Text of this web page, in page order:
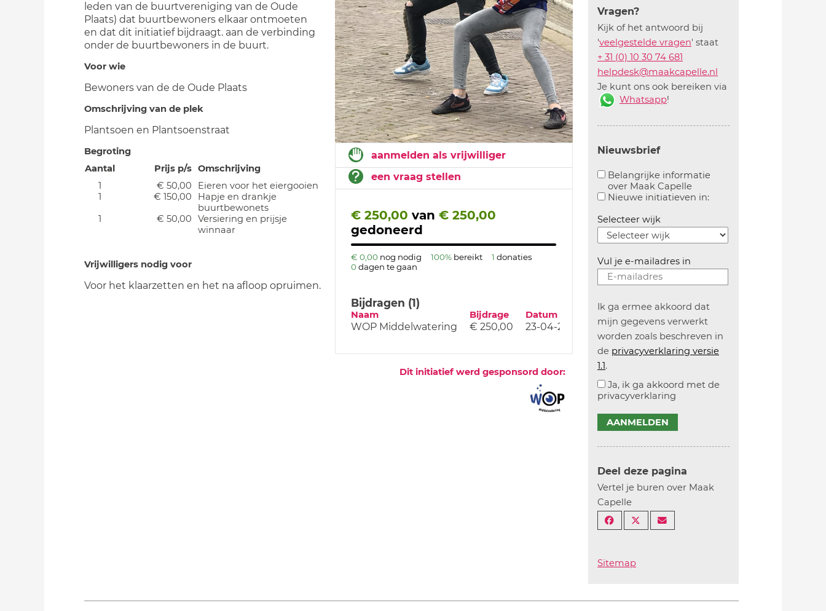
aanmelden als vrijwilliger
een vraag stellen
€ 250,00 van € 250,00
gedoneerd
€ 0,00 nog nodig 100% bereikt 1 donaties
0 dagen te gaan
Bijdragen (1)
Naam Bijdrage Datum
WOP Middelwatering € 250,00 23-04-25
Dit initiatief werd gesponsord door:
leden van de buurtvereniging van de Oude
Plaats) dat buurtbewoners elkaar ontmoeten
en dat dit initiatief bijdraagt. aan de verbinding
onder de buurtbewoners in de buurt.
Voor wie
Bewoners van de de Oude Plaats
Omschrijving van de plek
Plantsoen en Plantsoenstraat
Begroting
Aantal
Prijs p/s Omschrijving
1
€ 50,00
Eieren voor het eiergooien
1
€ 150,00
Hapje en drankje
buurtbewonets
1
€ 50,00
Versiering en prijsje
winnaar
Vrijwilligers nodig voor
Voor het klaarzetten en het na afloop opruimen.
Vragen?
Kijk of het antwoord bij
'veelgestelde vragen' staat
+ 31 (0) 10 30 74 681
helpdesk@maakcapelle.nl
Je kunt ons ook bereiken via
Whatsapp!
Nieuwsbrief
Belangrijke informatie
over Maak Capelle
Aanvinken om belangrijke informatie over
Nieuwe initiatieven in:Aanvinken om
Selecteer wijk
Vul je e-mailadres in
Ik ga ermee akkoord dat
mijn gegevens verwerkt
worden zoals beschreven in
de privacyverklaring versie
1.1.
Ja, ik ga akkoord met de
privacyverklaring
AANMELDEN
Deel deze pagina
Vertel je buren over Maak
Capelle
Sitemap